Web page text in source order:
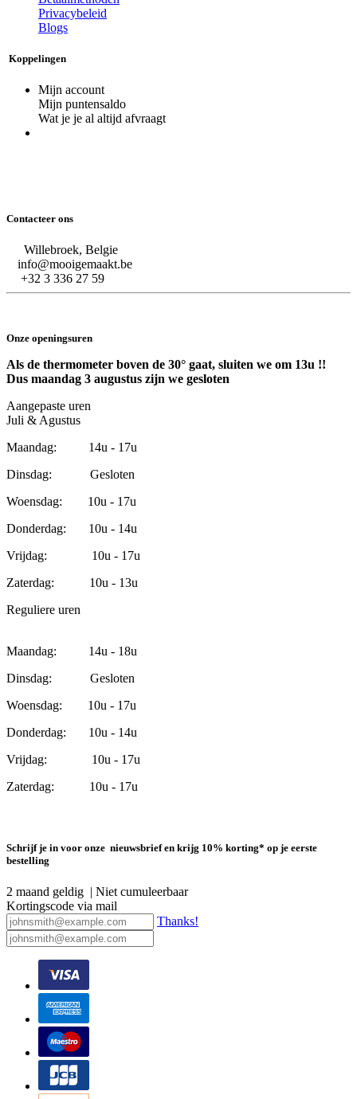
Privacybeleid
Blogs
Koppelingen
Mijn account
Mijn puntensaldo
Wat je je al altijd afvraagt
Contacteer ons
Willebroek, Belgie
info@mooigemaakt.be
+32 3 336 27 59
Onze openingsuren
Als de thermometer boven de 30° gaat, sluiten we om 13u !!
Dus maandag 3 augustus zijn we gesloten
Aangepaste uren
Juli & Agustus
Maandag: 14u - 17u
Dinsdag: Gesloten
Woensdag: 10u - 17u
Donderdag: 10u - 14u
Vrijdag: 10u - 17u
Zaterdag: 10u - 13u
Reguliere uren
Maandag: 14u - 18u
Dinsdag: Gesloten
Woensdag: 10u - 17u
Donderdag: 10u - 14u
Vrijdag: 10u - 17u
Zaterdag: 10u - 17u
Schrijf je in voor onze nieuwsbrief en krijg 10% korting* op je eerste
bestelling
2 maand geldig | Niet cumuleerbaar
Kortingscode via mail
Thanks!